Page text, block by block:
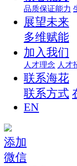
品质保证能力
展望未来
多维赋能
加入我们
人才理念 人才
联系海花
联系方式
EN
添加
微信